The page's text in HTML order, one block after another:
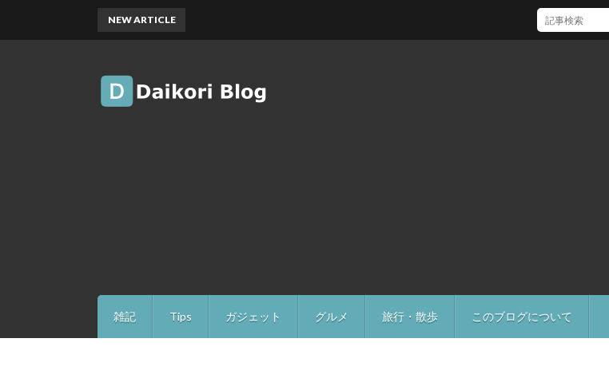
雑記 Tips ガジェット グルメ 旅行・散歩 このブログについて
NEW ARTICLE [Mac]Mac mini M1 がいい